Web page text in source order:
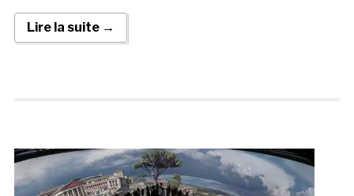
Lire la suite →